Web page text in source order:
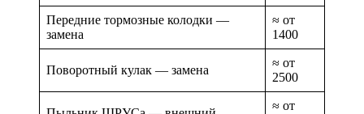
Передние тормозные колодки —
замена
≈ от
1400
Поворотный кулак — замена
≈ от
2500
≈ от